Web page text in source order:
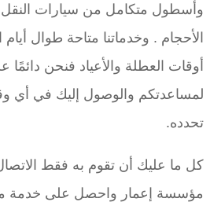
وأسطول متكامل من سيارات النقل
الأحجام . وخدماتنا متاحة طوال
أوقات العطلة والأعياد فنحن دائمًا
لمساعدتكم والوصول إليك في أي
تحدده.
كل ما عليك أن تقوم به فقط
مؤسسة إعمار واحصل على خدمة